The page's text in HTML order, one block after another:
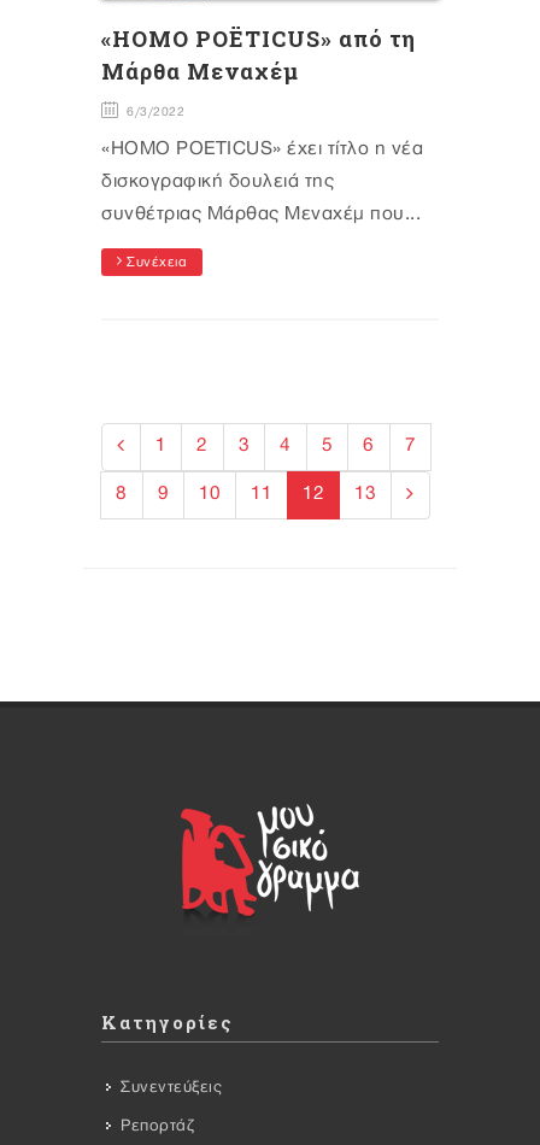
«HOMO POËTICUS» από τη
Μάρθα Μεναχέμ
6/3/2022
«HOMO POETICUS» έχει τίτλο η νέα
δισκογραφική δουλειά της
συνθέτριας Μάρθας Μεναχέμ που...
Συνέχεια
1 2 3 4 5 6 7
8 9 10 11 12 13
Κατηγορίες
Συνεντεύξεις
Ρεπορτάζ